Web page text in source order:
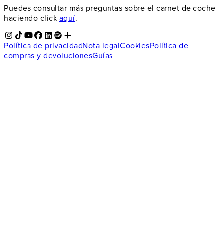
Puedes consultar más preguntas sobre el carnet de coche
haciendo click aquí.
Política de privacidadNota legalCookiesPolítica de
compras y devolucionesGuías